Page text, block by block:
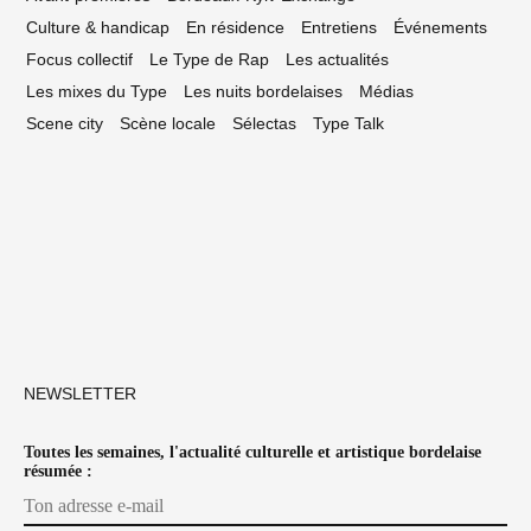
Culture & handicap
En résidence Entretiens
Événements
Focus collectif
Le Type de Rap
Les actualités
Les mixes du Type
Les nuits bordelaises
Médias
Scene city
Scène locale Sélectas Type Talk
NEWSLETTER
Toutes les semaines, l'actualité culturelle et artistique bordelaise
résumée :